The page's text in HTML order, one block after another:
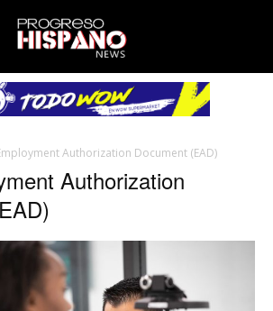
Authorization Document (EAD)
Authorization